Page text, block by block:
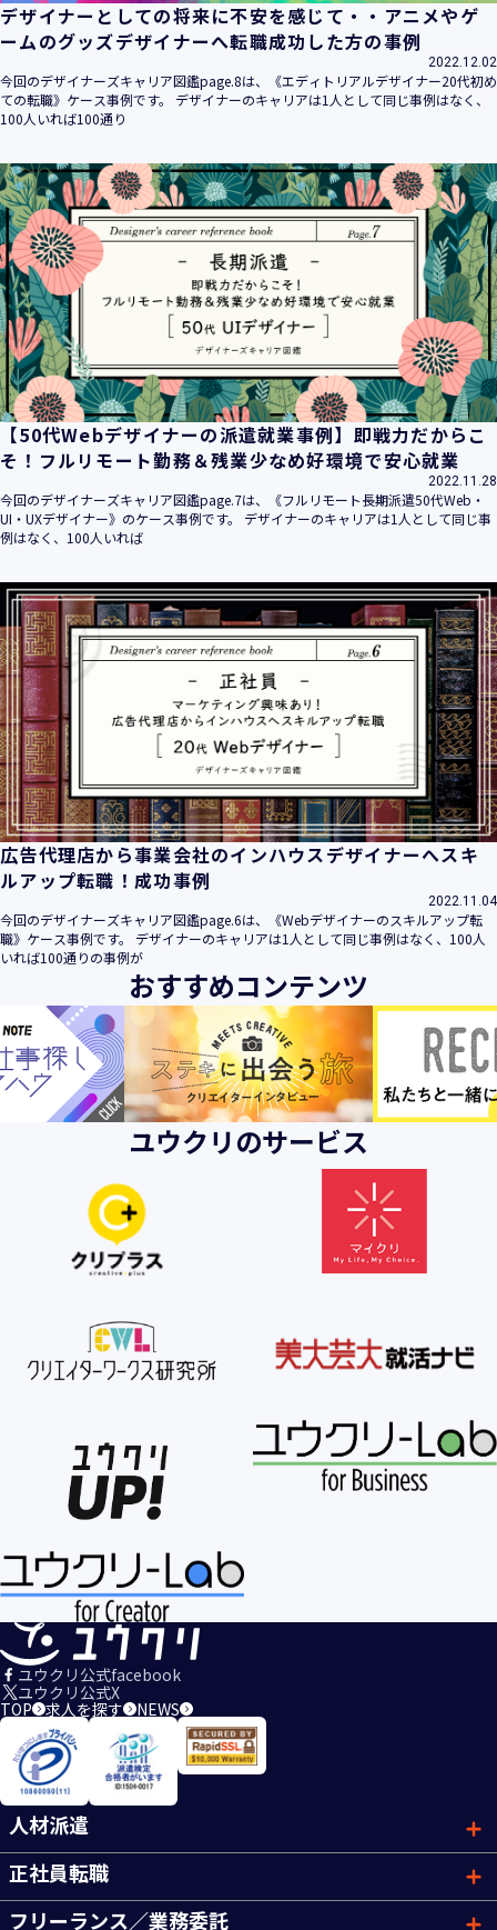
デザイナーとしての将来に不安を感じて・・アニメやゲ
ームのグッズデザイナーへ転職成功した方の事例
2022.12.02
今回のデザイナーズキャリア図鑑page.8は、《エディトリアルデザイナー20代初め
ての転職》ケース事例です。 デザイナーのキャリアは1人として同じ事例はなく、
100人いれば100通り
【50代Webデザイナーの派遣就業事例】即戦力だからこ
そ！フルリモート勤務＆残業少なめ好環境で安心就業
2022.11.28
今回のデザイナーズキャリア図鑑page.7は、《フルリモート長期派遣50代Web・
UI・UXデザイナー》のケース事例です。 デザイナーのキャリアは1人として同じ事
例はなく、100人いれば
広告代理店から事業会社のインハウスデザイナーへスキ
ルアップ転職！成功事例
2022.11.04
今回のデザイナーズキャリア図鑑page.6は、《Webデザイナーのスキルアップ転
職》ケース事例です。 デザイナーのキャリアは1人として同じ事例はなく、100人
いれば100通りの事例が
おすすめコンテンツ
ユウクリのサービス
ユウクリ公式facebook
ユウクリ公式X
TOP 求人を探す NEWS
人材派遣
正社員転職
フリーランス／業務委託